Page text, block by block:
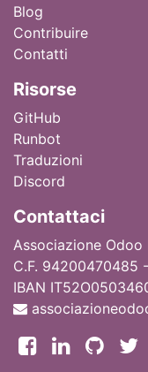
Blog
Contribuire
Contatti
Risorse
GitHub
Runbot
Traduzioni
Discord
Contattaci
Associazione Odoo
C.F. 94200470485
IBAN